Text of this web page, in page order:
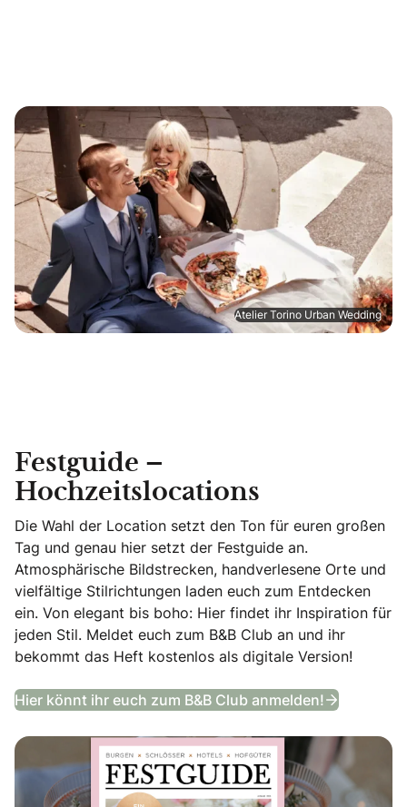
Atelier Torino Urban Wedding
Festguide –
Hochzeitslocations
Die Wahl der Location setzt den Ton für euren großen
Tag und genau hier setzt der Festguide an.
Atmosphärische Bildstrecken, handverlesene Orte und
vielfältige Stilrichtungen laden euch zum Entdecken
ein. Von elegant bis boho: Hier findet ihr Inspiration für
jeden Stil. Meldet euch zum B&B Club an und ihr
bekommt das Heft kostenlos als digitale Version!
Hier könnt ihr euch zum B&B Club anmelden!